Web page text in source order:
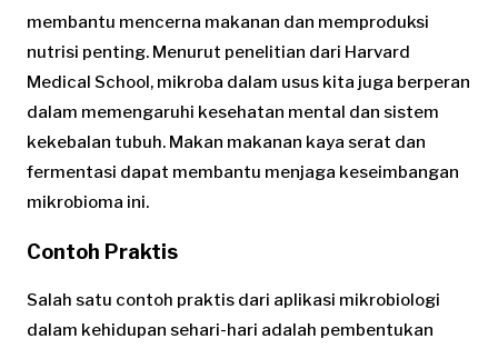
membantu mencerna makanan dan memproduksi
nutrisi penting. Menurut penelitian dari Harvard
Medical School, mikroba dalam usus kita juga berperan
dalam memengaruhi kesehatan mental dan sistem
kekebalan tubuh. Makan makanan kaya serat dan
fermentasi dapat membantu menjaga keseimbangan
mikrobioma ini.
Contoh Praktis
Salah satu contoh praktis dari aplikasi mikrobiologi
dalam kehidupan sehari-hari adalah pembentukan